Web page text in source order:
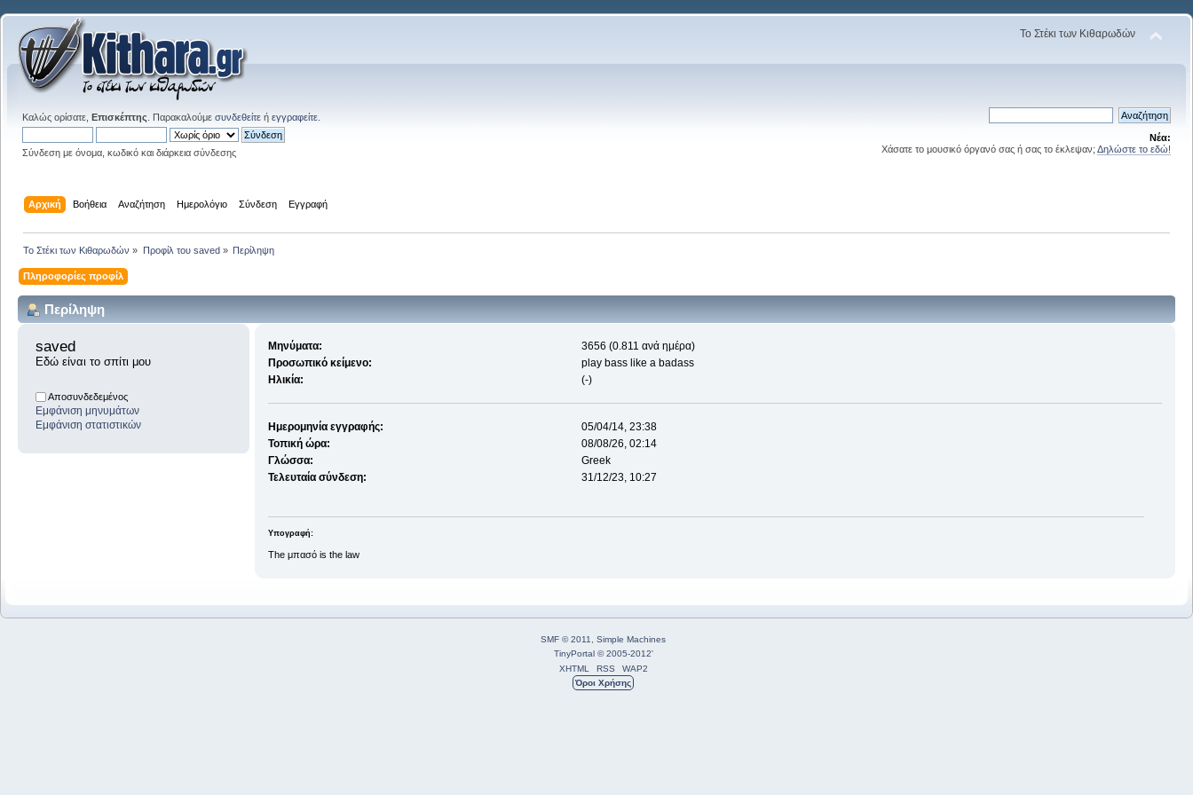
Το Στέκι των Κιθαρωδών
Καλώς ορίσατε, Επισκέπτης . Παρακαλούμε συνδεθείτε ή εγγραφείτε
Σύνδεση με όνομα, κωδικό και διάρκεια σύνδεσης
Νέα:
Χάσατε το μουσικό όργανό σας ή σας το έκλεψαν; Δηλώστε το εδώ!
Αρχική Βοήθεια Αναζήτηση Ημερολόγιο Σύνδεση Εγγραφή
Το Στέκι των Κιθαρωδών » Προφίλ του saved» Περίληψη
Πληροφορίες προφίλ
Περίληψη
saved
Εδώ είναι το σπίτι μου
Αποσυνδεδεμένος
Εμφάνιση μηνυμάτων
Εμφάνιση στατιστικών
Μηνύματα:
3656 (0.811 ανά ημέρα)
Προσωπικό κείμενο:
play bass like a badass
Ηλικία:
(-)
Ημερομηνία εγγραφής:
05/04/14, 23:38
Τοπική ώρα:
08/08/26, 02:14
Γλώσσα:
Greek
Τελευταία σύνδεση:
31/12/23, 10:27
Υπογραφή:
The μπασό is the law
SMF © 2011
Simple Machines
TinyPortal © 2005-2012'
XHTML
RSS
WAP2
Όροι Χρήσης